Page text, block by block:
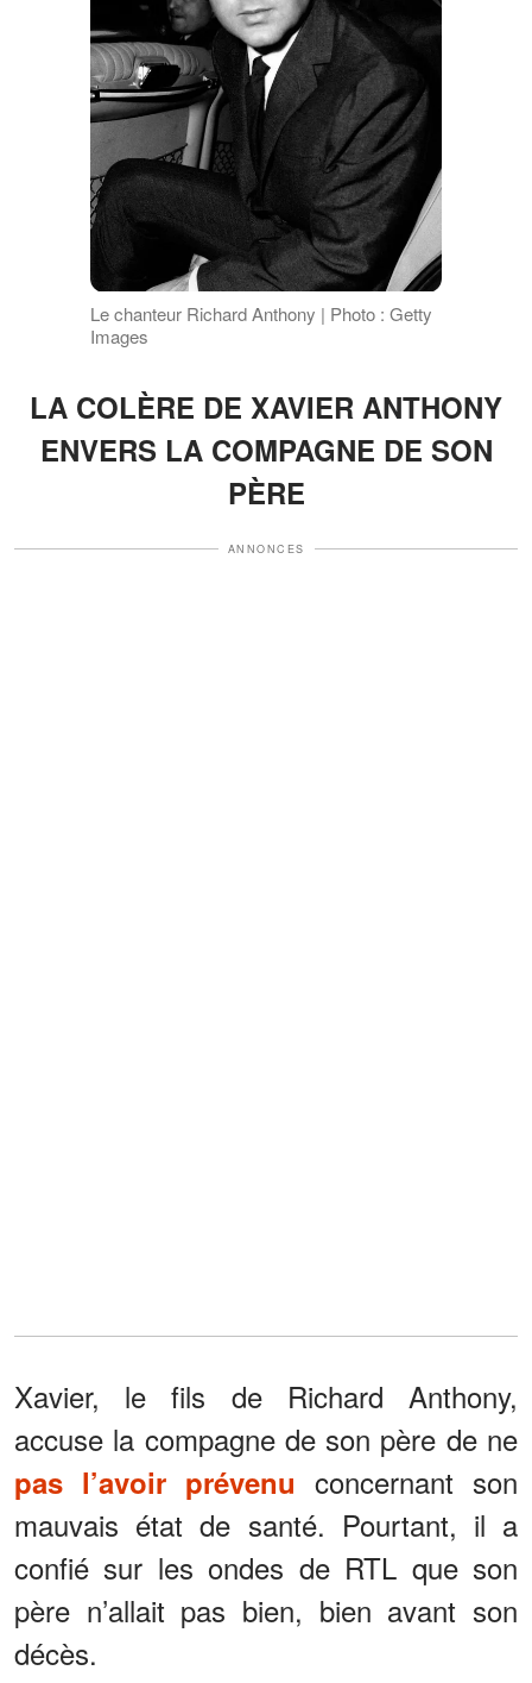
Le chanteur Richard Anthony | Photo : Getty
Images
LA COLÈRE DE XAVIER ANTHONY
ENVERS LA COMPAGNE DE SON
PÈRE
ANNONCES
Xavier, le fils de Richard Anthony,
accuse la compagne de son père de ne
pas l’avoir prévenu concernant son
mauvais état de santé. Pourtant, il a
confié sur les ondes de RTL que son
père n’allait pas bien, bien avant son
décès.